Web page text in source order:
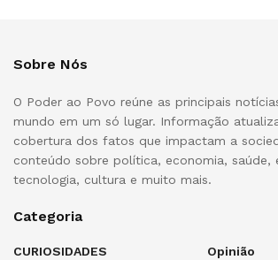
Sobre Nós
O Poder ao Povo reúne as principais
mundo em um só lugar. Informação
cobertura dos fatos que impactam a
conteúdo sobre política, economia, saúde,
tecnologia, cultura e muito mais.
Categoria
CURIOSIDADES
Opinião